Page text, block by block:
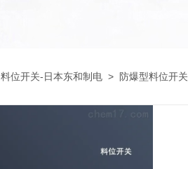
料位开关-日本东和制电 > 防爆型料位开关